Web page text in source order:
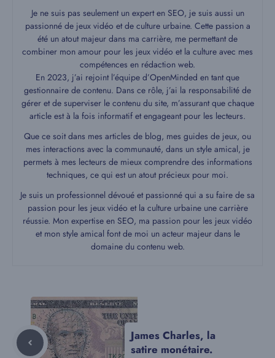
Je ne suis pas seulement un expert en SEO, je suis aussi un
passionné de jeux vidéo et de culture urbaine. Cette passion a
été un atout majeur dans ma carrière, me permettant de
combiner mon amour pour les jeux vidéo et la culture avec mes
compétences en rédaction web.
En 2023, j’ai rejoint l’équipe d’OpenMinded en tant que
gestionnaire de contenu. Dans ce rôle, j’ai la responsabilité de
gérer et de superviser le contenu du site, m’assurant que chaque
article est à la fois informatif et engageant pour les lecteurs.
Que ce soit dans mes articles de blog, mes guides de jeux, ou
mes interactions avec la communauté, dans un style amical, je
permets à mes lecteurs de mieux comprendre des informations
techniques, ce qui est un atout précieux pour moi.
Je suis un professionnel dévoué et passionné qui a su faire de sa
passion pour les jeux vidéo et la culture urbaine une carrière
réussie. Mon expertise en SEO, ma passion pour les jeux vidéo
et mon style amical font de moi un acteur majeur dans le
domaine du contenu web.
James Charles, la
satire monétaire.